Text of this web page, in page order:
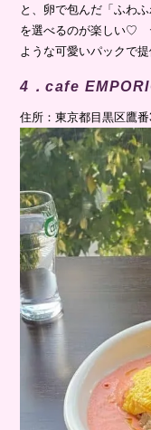
と、卵で包んだ「ふわ
を選べるのが楽しい♡
ような可愛いパックで提
4．cafe
住所：東京都目黒区鷹